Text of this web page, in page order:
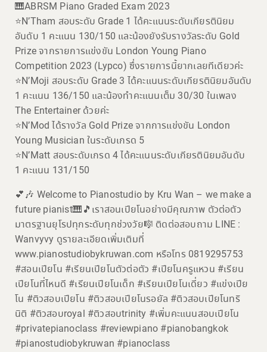
🎹ABRSM Piano Graded Exam 2023
⭐️N’Tham สอบระดับ Grade 1 ได้คะแนนระดับเกียรตินิยม
อันดับ 1 คะแนน 130/150 และน้องยังรับรางวัลระดับ Gold
Prize จากรายการแข่งขัน London Young Piano
Competition 2023 (Lypco) ซึ่งรายการนี้ยากเลยทีเดียวค่ะ
⭐️N’Moji สอบระดับ Grade 3 ได้คะแนนระดับเกียรตินิยมอันดับ
1 คะแนน 136/150 และน้องทำคะแนนเต็ม 30/30 ในเพลง
The Entertainer ด้วยค่ะ
⭐️N’Mod ได้รางวัล Gold Prize จากการแข่งขัน London
Young Musician ในระดับเกรด 5
⭐️N’Matt สอบระดับเกรด 4 ได้คะแนนระดับเกียรตินิยมอันดับ
1 คะแนน 131/150
💕🎶 Welcome to Pianostudio by Kru Wan – we make a
future pianist🎹🎵เราสอนเปียโนอย่างมีคุณภาพ ตัวต่อตัว
มาตรฐานยุโรปทุกระดับทุกช่วงวัย🎼 ติดต่อสอบถาม LINE :
Wanvyvy ดูรายละเอียดเพิ่มเติมที่
www.pianostudiobykruwan.com หรือโทร 0819295753
#สอนเปียโน #เรียนเปียโนตัวต่อตัว #เปียโนครูแหวน #เรียน
เปียโนที่ไหนดี #เรียนเปียโนเด็ก #เรียนเปียโนเดี่ยว #แข่งเปีย
โน #ติวสอบเปียโน #ติวสอบเปียโนรอยัล #ติวสอบเปียโนทริ
นิติ #ติวสอบroyal #ติวสอบtrinity #เพิ่มคะแนนสอบเปียโน
#privatepianoclass #reviewpiano #pianobangkok
#pianostudiobykruwan #pianoclass